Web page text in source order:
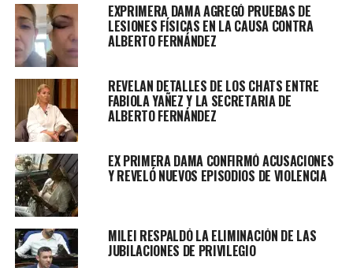
Respecto de una visita a la Casa Rosada, el mandatario
aclaró que él se encargó de «hacerles saber a las
autoridades de la AFA que tenían la Casa de Gobierno a
disposición», pero que ellos «eligieron otra cosa y es
muy respetable».
«No le asigno ninguna trascendencia a que hayan venido
o no a la Casa de Gobierno. En lo personal, si tuvo que
ver con no mezclar el fútbol con la política, me encanta
estar haciendo escuela», dijo y subrayó: «Ayer el
homenajeado no era el Presidente sino los jugadores, así
lo interprete siempre».
EXPRIMERA DAMA AGREGÓ PRUEBAS DE
LESIONES FÍSICAS EN LA CAUSA CONTRA
ALBERTO FERNÁNDEZ
REVELAN DETALLES DE LOS CHATS ENTRE
FABIOLA YAÑEZ Y LA SECRETARIA DE
ALBERTO FERNÁNDEZ
EX PRIMERA DAMA CONFIRMÓ ACUSACIONES
Y REVELÓ NUEVOS EPISODIOS DE VIOLENCIA
MILEI RESPALDÓ LA ELIMINACIÓN DE LAS
JUBILACIONES DE PRIVILEGIO